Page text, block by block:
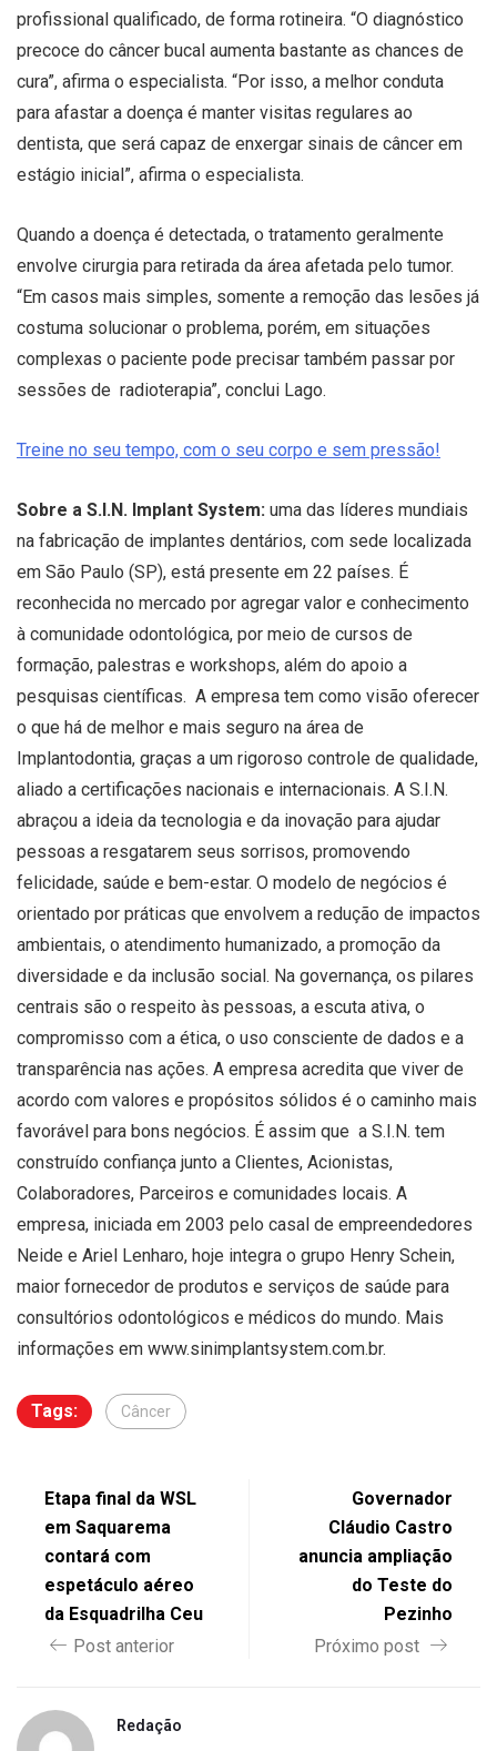
profissional qualificado, de forma rotineira. “O diagnóstico
precoce do câncer bucal aumenta bastante as chances de
cura”, afirma o especialista. “Por isso, a melhor conduta
para afastar a doença é manter visitas regulares ao
dentista, que será capaz de enxergar sinais de câncer em
estágio inicial”, afirma o especialista.
Quando a doença é detectada, o tratamento geralmente
envolve cirurgia para retirada da área afetada pelo tumor.
“Em casos mais simples, somente a remoção das lesões já
costuma solucionar o problema, porém, em situações
complexas o paciente pode precisar também passar por
sessões de radioterapia”, conclui Lago.
Treine no seu tempo, com o seu corpo e sem pressão!
Sobre a S.I.N. Implant System: uma das líderes mundiais
na fabricação de implantes dentários, com sede localizada
em São Paulo (SP), está presente em 22 países. É
reconhecida no mercado por agregar valor e conhecimento
à comunidade odontológica, por meio de cursos de
formação, palestras e workshops, além do apoio a
pesquisas científicas. A empresa tem como visão oferecer
o que há de melhor e mais seguro na área de
Implantodontia, graças a um rigoroso controle de qualidade,
aliado a certificações nacionais e internacionais. A S.I.N.
abraçou a ideia da tecnologia e da inovação para ajudar
pessoas a resgatarem seus sorrisos, promovendo
felicidade, saúde e bem-estar. O modelo de negócios é
orientado por práticas que envolvem a redução de impactos
ambientais, o atendimento humanizado, a promoção da
diversidade e da inclusão social. Na governança, os pilares
centrais são o respeito às pessoas, a escuta ativa, o
compromisso com a ética, o uso consciente de dados e a
transparência nas ações. A empresa acredita que viver de
acordo com valores e propósitos sólidos é o caminho mais
favorável para bons negócios. É assim que a S.I.N. tem
construído confiança junto a Clientes, Acionistas,
Colaboradores, Parceiros e comunidades locais. A
empresa, iniciada em 2003 pelo casal de empreendedores
Neide e Ariel Lenharo, hoje integra o grupo Henry Schein,
maior fornecedor de produtos e serviços de saúde para
consultórios odontológicos e médicos do mundo. Mais
informações em www.sinimplantsystem.com.br.
Tags: Câncer
Etapa final da WSL
em Saquarema
contará com
espetáculo aéreo
da Esquadrilha Ceu
Post anterior
Governador
Cláudio Castro
anuncia ampliação
do Teste do
Pezinho
Próximo post
Redação